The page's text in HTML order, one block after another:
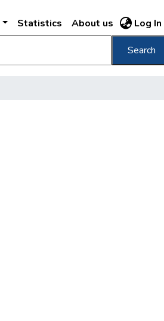
Statistics About us Log In
Search